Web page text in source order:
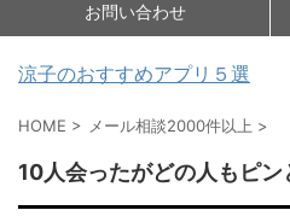
お問い合わせ
涼子のおすすめアプリ５選
HOME > メール相談2000件以上 >
10人会ったがどの人もピン